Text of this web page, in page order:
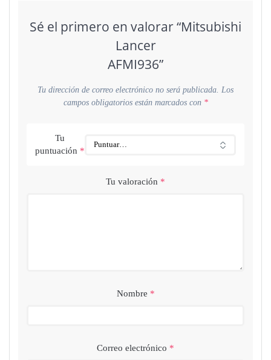
Sé el primero en valorar “Mitsubishi
Lancer
AFMI936”
Tu dirección de correo electrónico no será publicada. Los
campos obligatorios están marcados con *
Tu
puntuación *
Tu valoración *
Nombre *
Correo electrónico *